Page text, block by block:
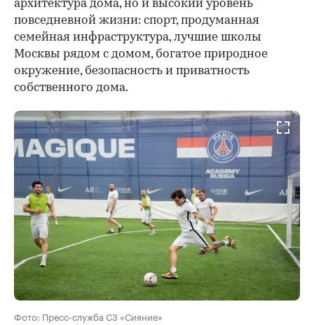
архитектура дома, но и высокий уровень
повседневной жизни: спорт, продуманная
семейная инфраструктура, лучшие школы
Москвы рядом с домом, богатое природное
окружение, безопасность и приватность
собственного дома.
Фото: Пресс-служба СЗ «Сияние»